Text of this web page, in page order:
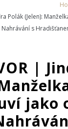
Polák (Jelen):
s
|
jako